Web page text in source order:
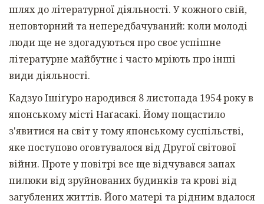
шлях до літературної діяльності. У кожного свій,
неповторний та непередбачуваний: коли молоді
люди ще не здогадуються про своє успішне
літературне майбутнє і часто мріють про інші
види діяльності.
Кадзуо Ішіґуро народився 8 листопада 1954 року в
японському місті Наґасакі. Йому пощастило
з'явитися на світ у тому японському суспільстві,
яке поступово оговтувалося від Другої світової
війни. Проте у повітрі все ще відчувався запах
пилюки від зруйнованих будинків та крові від
загублених життів. Його матері та рідним вдалося